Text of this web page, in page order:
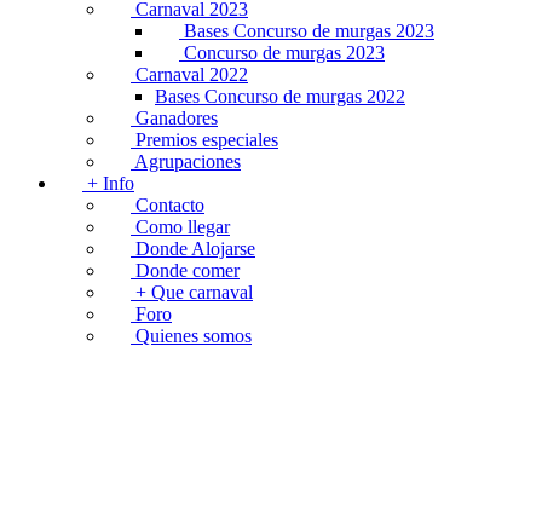
Carnaval 2023
Bases Concurso de murgas 2023
Concurso de murgas 2023
Carnaval 2022
Bases Concurso de murgas 2022
Ganadores
Premios especiales
Agrupaciones
+ Info
Contacto
Como llegar
Donde Alojarse
Donde comer
+ Que carnaval
Foro
Quienes somos